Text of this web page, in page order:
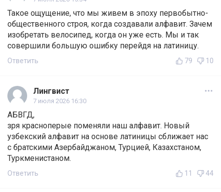
Такое ощущение, что мы живем в эпоху первобытно-
общественного строя, когда создавали алфавит. Зачем
изобретать велосипед, когда он уже есть. Мы и так
совершили большую ошибку перейдя на латиницу.
Ответить 79 10
Лингвист
7 июля 2026 16:30
АБВГД,
зря красноперые поменяли наш алфавит. Новый
узбекский алфавит на основе латиницы сближает нас
с братскими Азербайджаном, Турцией, Казахстаном,
Туркменистаном.
Ответить 11 44